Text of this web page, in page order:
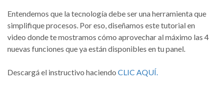
​Entendemos que la tecnología debe ser una herramienta que
simplifique procesos. Por eso, diseñamos este tutorial en
video donde te mostramos cómo aprovechar al máximo las 4
nuevas funciones que ya están disponibles en tu panel.
Descargá el instructivo haciendo CLIC AQUÍ.